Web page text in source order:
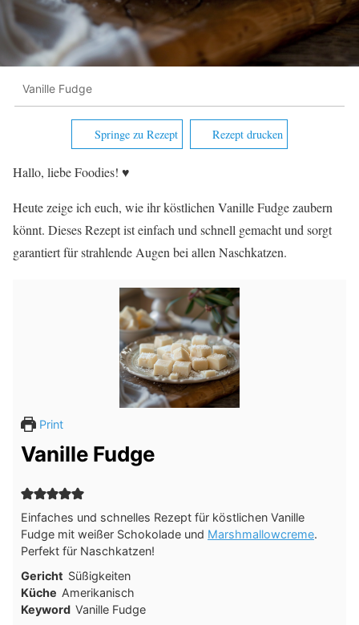
Vanille Fudge
Springe zu Rezept Rezept drucken
Hallo, liebe Foodies! ♥︎
Heute zeige ich euch, wie ihr köstlichen Vanille Fudge zaubern
könnt. Dieses Rezept ist einfach und schnell gemacht und sorgt
garantiert für strahlende Augen bei allen Naschkatzen.
Print
Vanille Fudge
Einfaches und schnelles Rezept für köstlichen Vanille
Fudge mit weißer Schokolade und Marshmallowcreme.
Perfekt für Naschkatzen!
Gericht Süßigkeiten
Küche Amerikanisch
Keyword Vanille Fudge